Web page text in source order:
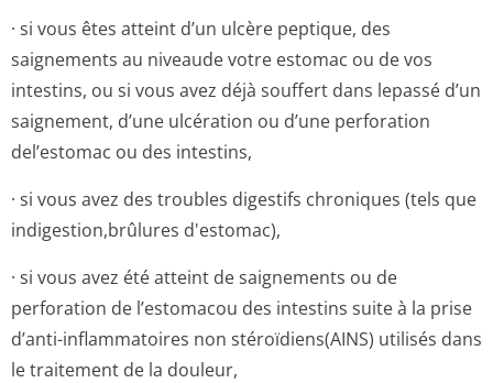
· si vous êtes atteint d’un ulcère peptique, des
saignements au niveaude votre estomac ou de vos
intestins, ou si vous avez déjà souffert dans lepassé d’un
saignement, d’une ulcération ou d’une perforation
del’estomac ou des intestins,
· si vous avez des troubles digestifs chroniques (tels que
indigestion,brûlu­res d'estomac),
· si vous avez été atteint de saignements ou de
perforation de l’estomacou des intestins suite à la prise
d’anti-inflammatoires non stéroïdiens(AINS) utilisés dans
le traitement de la douleur,